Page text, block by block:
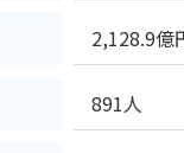
2,128.9億
891人